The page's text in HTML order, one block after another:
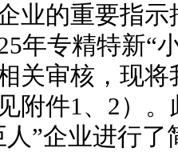
业的重要指
年专精特新“
关审核，现
附件1、2）
人”企业进行